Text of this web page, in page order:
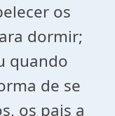
os
dormir;
quando
de se
os pais a